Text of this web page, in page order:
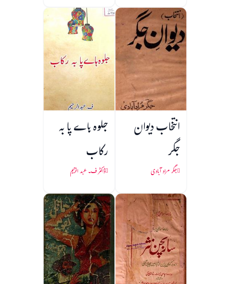
انتخاب دیوان
جگر
جگر مراد آبادی
جلوہ ہاے پا به
رکاب
ڈاکٹر ف۔ عبد الرحیم